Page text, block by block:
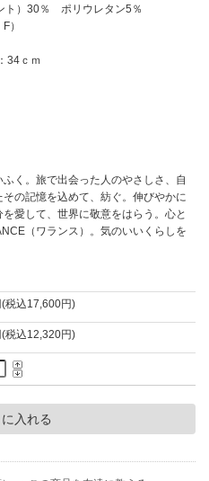
ト）30％ ポリウレタン5％
）
34ｃｍ
く。旅で出会った人のやさしさ、自
の記憶を込めて、紡ぐ。伸びやかに
愛して、世界に敬意をはらう。心と
（ワランス）。気のいいくらしを
税込17,600円)
税込12,320円)